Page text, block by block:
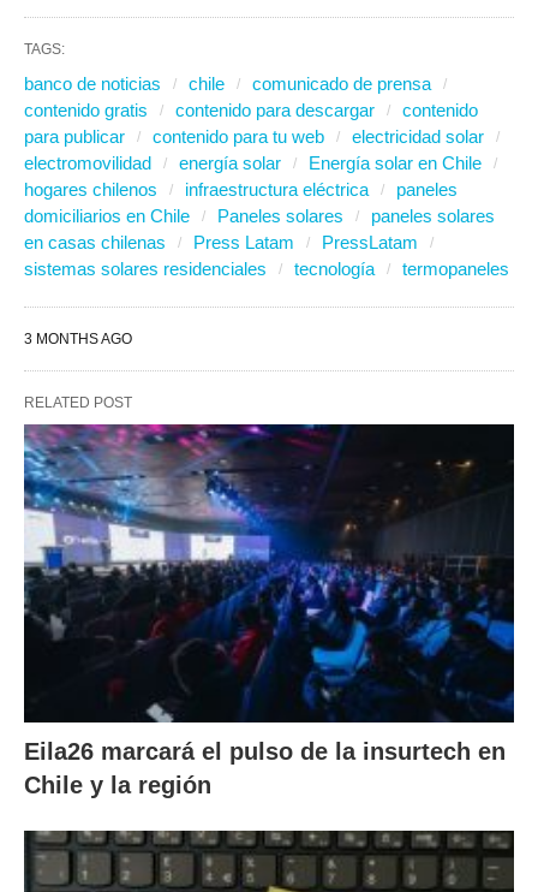
TAGS:
banco de noticias chile
comunicado de prensa
contenido gratis
contenido para descargar
contenido
para publicar
contenido para tu web
electricidad solar
electromovilidad
energía solar
Energía solar en Chile
hogares chilenos
infraestructura eléctrica
paneles
domiciliarios en Chile
Paneles solares
paneles solares
en casas chilenas
Press Latam
PressLatam
sistemas solares residenciales
tecnología termopaneles
3 MONTHS AGO
RELATED POST
Eila26 marcará el pulso de la insurtech en
Chile y la región